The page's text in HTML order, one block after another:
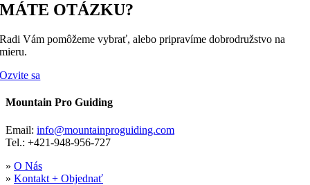
MÁTE OTÁZKU?
Radi Vám pomôžeme vybrať, alebo pripravíme dobrodružstvo na
mieru.
Ozvite sa
Mountain Pro Guiding
Email: info@mountainproguiding.com
Tel.: +421-948-956-727
» O Nás
» Kontakt + Objednať